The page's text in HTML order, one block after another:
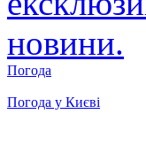
Погода
Погода у Києві